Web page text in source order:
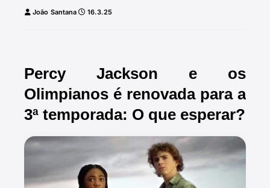
João Santana 16.3.25
Percy Jackson e os
Olimpianos é renovada para a
3ª temporada: O que esperar?